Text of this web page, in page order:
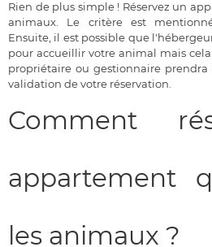
Rien de plus simple ! Réservez un
animaux. Le critère est
Ensuite, il est possible que
pour accueillir votre animal mais
propriétaire ou gestionnaire prendra
validation de votre réservation.
Comment
appartement
les animaux ?